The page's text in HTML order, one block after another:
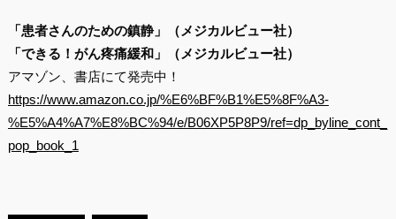
「患者さんのための鎮静」（メジカルビュー社）
「できる！がん疼痛緩和」（メジカルビュー社）
アマゾン、書店にて発売中！
https://www.amazon.co.jp/%E6%BF%B1%E5%8F%A3-
%E5%A4%A7%E8%BC%94/e/B06XP5P8P9/ref=dp_byline_cont_
pop_book_1